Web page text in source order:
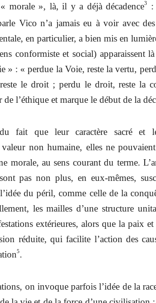
morale », là, il y a déjà décadence3 :
Vico n’a jamais eu à voir avec
en particulier, a bien mis en
conformiste et social) apparaissent
» : « perdue la Voie, reste la vertu,
le droit ; perdu le droit, reste la
de l’éthique et marque le début de la
fait que leur caractère sacré et
non humaine, elles ne
morale, au sens courant du terme.
pas non plus, en eux-mêmes,
du péril, comme celle de la
les mailles d’une structure
extérieures, alors que la paix
réduite, qui facilite l’action des
5.
on invoque parfois l’idée de la